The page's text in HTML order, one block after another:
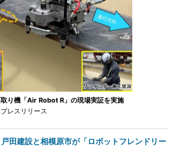
り機「Air Robot R」の現場実証を実施
レスリリース
戸田建設と相模原市が「ロボットフレンドリー